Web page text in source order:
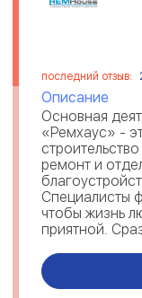
последний отзыв:
Описание
Основная
«Ремхаус» -
ремонт и
Специалисты
чтобы жизнь
приятной.
ремонт. Также